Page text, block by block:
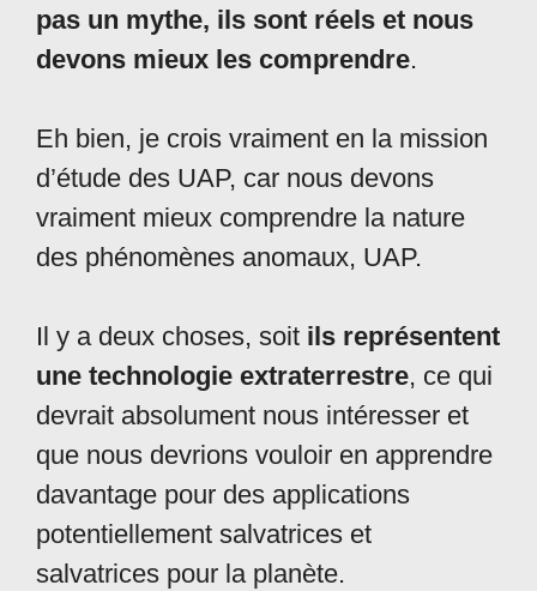
pas un mythe, ils sont réels et nous
devons mieux les comprendre.
Eh bien, je crois vraiment en la mission
d’étude des UAP, car nous devons
vraiment mieux comprendre la nature
des phénomènes anomaux, UAP.
Il y a deux choses, soit ils représentent
une technologie extraterrestre, ce qui
devrait absolument nous intéresser et
que nous devrions vouloir en apprendre
davantage pour des applications
potentiellement salvatrices et
salvatrices pour la planète.